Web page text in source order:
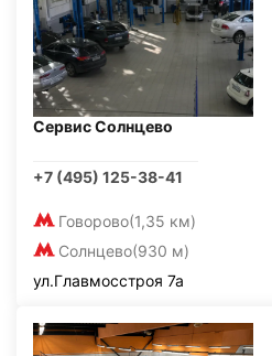
Сервис Солнцево
+7 (495) 125-38-41
Говорово(1,35 км)
Солнцево(930 м)
ул.Главмосстроя 7а